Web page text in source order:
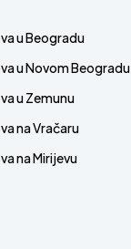
u Beogradu
u Novom Beogradu
u Zemunu
na Vračaru
na Mirijevu